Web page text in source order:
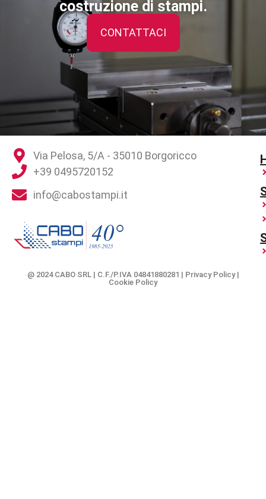
costruzione di stampi.
CONTATTACI
Via Pelosa, 5/A - 35010 Borgoricco
+39 0495720152
info@cabostampi.it
@ 2024 CABO SRL | C.F./P.IVA 04841880281 | Privacy Policy|
Cookie Policy